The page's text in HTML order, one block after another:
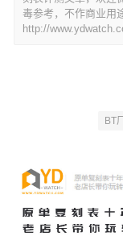
毒参考，不作商业用
http://
BT